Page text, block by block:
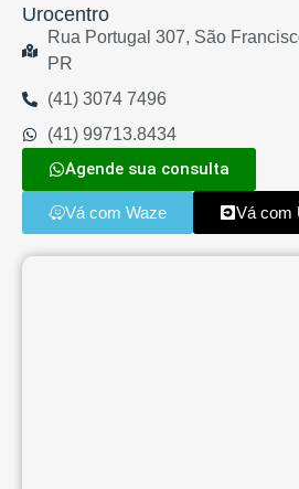
Urocentro
Rua Portugal 307, São
PR
(41) 3074 7496
(41) 99713.8434
Agende sua consulta
Vá com Waze Vá com